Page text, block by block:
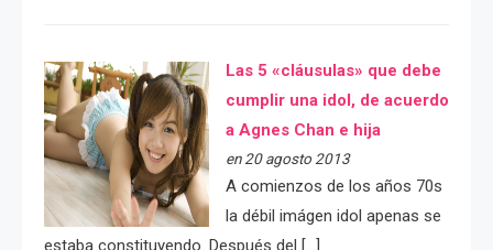
Las 5 «cláusulas» que debe
cumplir una idol, de acuerdo
a Agnes Chan e hija
en 20 agosto 2013
A comienzos de los años 70s
la débil imágen idol apenas se
estaba constituyendo. Después del […]